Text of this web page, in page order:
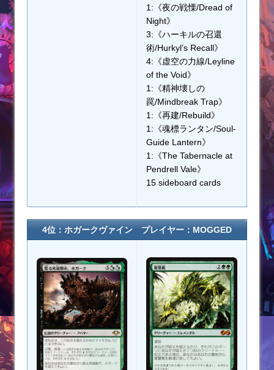
1:《夜の戦慄/Dread of
Night》
3:《ハーキルの召還
術/Hurkyl’s Recall》
4:《虚空の力線/Leyline
of the Void》
1:《精神壊しの
罠/Mindbreak Trap》
1:《再建/Rebuild》
1:《魂標ランタン/Soul-
Guide Lantern》
1:《The Tabernacle at
Pendrell Vale》
15 sideboard cards
4位：ホガークヴァイン プレイヤー：MOGGED